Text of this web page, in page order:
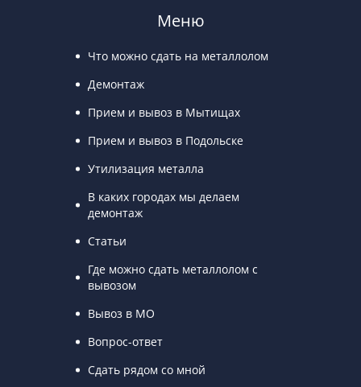
Меню
Что можно сдать на металлолом
Демонтаж
Прием и вывоз в Мытищах
Прием и вывоз в Подольске
Утилизация металла
В каких городах мы делаем
демонтаж
Статьи
Где можно сдать металлолом с
вывозом
Вывоз в МО
Вопрос-ответ
Сдать рядом со мной